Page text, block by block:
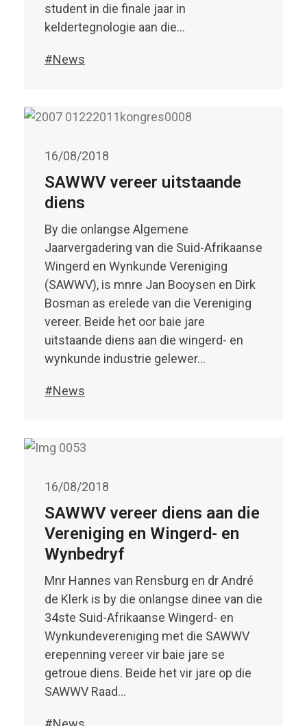
student in die finale jaar in
keldertegnologie aan die…
#News
16/08/2018
SAWWV vereer uitstaande
diens
By die onlangse Algemene
Jaarvergadering van die Suid-Afrikaanse
Wingerd en Wynkunde Vereniging
(SAWWV), is mnre Jan Booysen en Dirk
Bosman as erelede van die Vereniging
vereer. Beide het oor baie jare
uitstaande diens aan die wingerd- en
wynkunde industrie gelewer…
#News
16/08/2018
SAWWV vereer diens aan die
Vereniging en Wingerd- en
Wynbedryf
Mnr Hannes van Rensburg en dr André
de Klerk is by die onlangse dinee van die
34ste Suid-Afrikaanse Wingerd- en
Wynkundevereniging met die SAWWV
erepenning vereer vir baie jare se
getroue diens. Beide het vir jare op die
SAWWV Raad…